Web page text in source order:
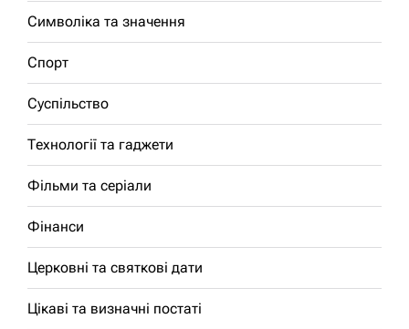
Символіка та значення
Спорт
Суспільство
Технології та гаджети
Фільми та серіали
Фінанси
Церковні та святкові дати
Цікаві та визначні постаті